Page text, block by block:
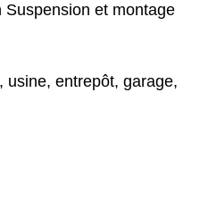
et montage
entrepôt, garage,